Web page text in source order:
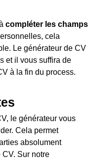
compléter les champs
cela
Le générateur de CV
et il vous suffira de
à la fin du process.
le générateur vous
Cela permet
absolument
Sur notre